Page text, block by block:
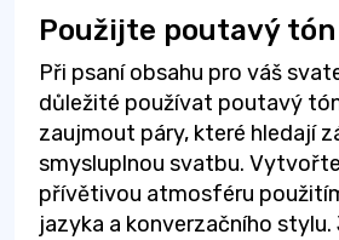
Použijte poutavý tón
Při psaní obsahu pro váš
důležité používat poutavý
zaujmout páry, které hledají
smysluplnou svatbu.
přívětivou atmosféru
jazyka a konverzačního